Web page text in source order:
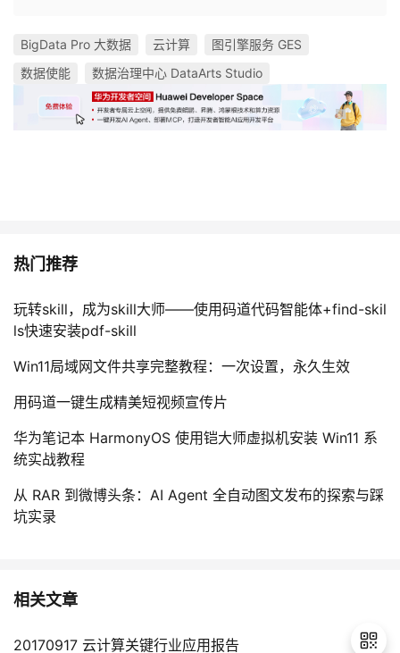
BigData Pro 大数据 云计算
图引擎服务 GES
数据使能
数据治理中心 DataArts Studio
热门推荐
玩转skill，成为skill大师——使用码道代码智能体+find-skil
ls快速安装pdf-skill
Win11局域网文件共享完整教程：一次设置，永久生效
用码道一键生成精美短视频宣传片
华为笔记本 HarmonyOS 使用铠大师虚拟机安装 Win11 系
统实战教程
从 RAR 到微博头条：AI Agent 全自动图文发布的探索与踩
坑实录
相关文章
20170917 云计算关键行业应用报告